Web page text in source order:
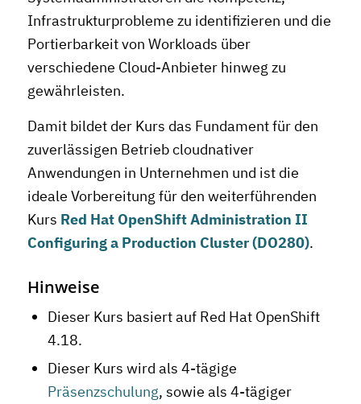
Infrastrukturprobleme zu identifizieren und die
Portierbarkeit von Workloads über
verschiedene Cloud-Anbieter hinweg zu
gewährleisten.
Damit bildet der Kurs das Fundament für den
zuverlässigen Betrieb cloudnativer
Anwendungen in Unternehmen und ist die
ideale Vorbereitung für den weiterführenden
Kurs Red Hat OpenShift Administration II
Configuring a Production Cluster (DO280).
Hinweise
Dieser Kurs basiert auf Red Hat OpenShift
4.18.
Dieser Kurs wird als 4-tägige
Präsenzschulung, sowie als 4-tägiger